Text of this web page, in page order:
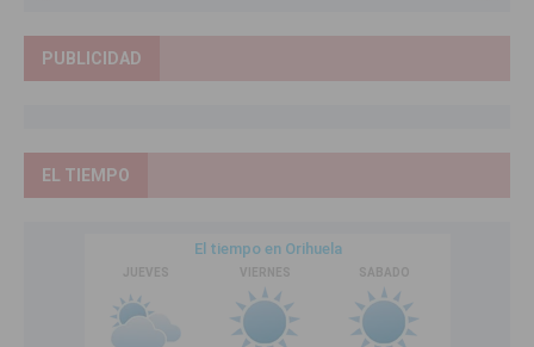
PUBLICIDAD
EL TIEMPO